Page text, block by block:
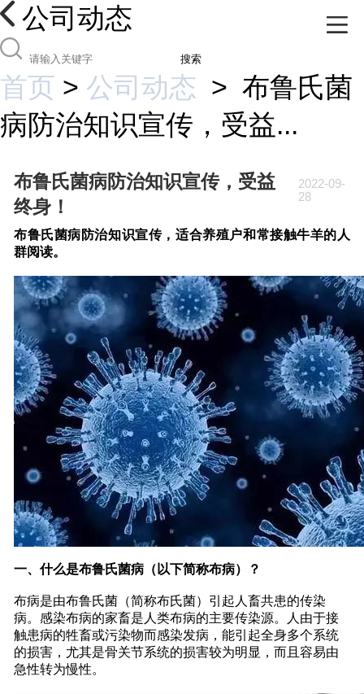
公司动态
搜索
首页 > 公司动态 > 布鲁氏菌
病防治知识宣传，受益...
布鲁氏菌病防治知识宣传，受益
终身！
2022-09-
28
布鲁氏菌病防治知识宣传，适合养殖户和常接触牛羊的人
群阅读。
一、什么是布鲁氏菌病（以下简称布病）？
布病是由布鲁氏菌（简称布氏菌）引起人畜共患的传染
病。感染布病的家畜是人类布病的主要传染源。人由于接
触患病的牲畜或污染物而感染发病，能引起全身多个系统
的损害，尤其是骨关节系统的损害较为明显，而且容易由
急性转为慢性。